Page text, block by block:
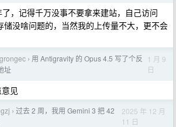
了，记得千万没事不要拿来建站，自己访问
储没啥问题的，当然我的上传量不大，更不会
› 用 Antigravity 的 Opus 4.5 写了个反
址
1 月 9
日
见
› 过去 2 周，我用 Gemini 3 把 42
2025 年 12 月
11 日